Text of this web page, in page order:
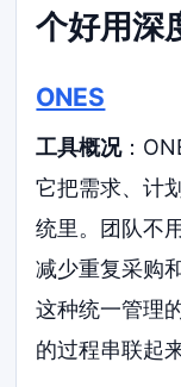
个好用深
ONES
工具概况：
它把需求、计
统里。团队不
减少重复采购
这种统一管理
的过程串联起